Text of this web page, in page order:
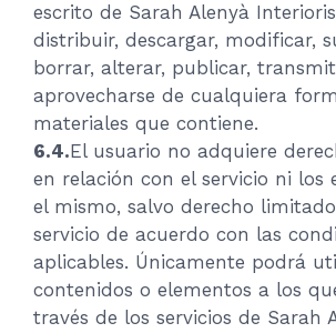
escrito de Sarah Alenyà
distribuir, descargar, modificar,
borrar, alterar, publicar,
aprovecharse de cualquiera
materiales que contiene.
6.4.El usuario no adquiere
en relación con el servicio ni los
el mismo, salvo derecho
servicio de acuerdo con las
aplicables. Únicamente podrá
contenidos o elementos a los
través de los servicios de Sarah